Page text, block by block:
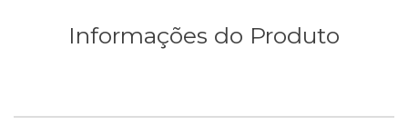
Informações do Produto